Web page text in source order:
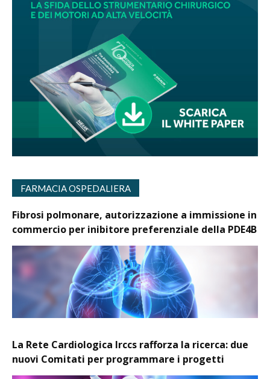
FARMACIA OSPEDALIERA
Fibrosi polmonare, autorizzazione a immissione in
commercio per inibitore preferenziale della PDE4B
La Rete Cardiologica Irccs rafforza la ricerca: due
nuovi Comitati per programmare i progetti